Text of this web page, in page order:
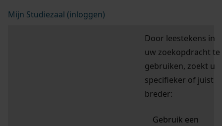
Mijn Studiezaal (inloggen)
Door leestekens in
uw zoekopdracht te
gebruiken, zoekt u
specifieker of juist
breder:
Gebruik een